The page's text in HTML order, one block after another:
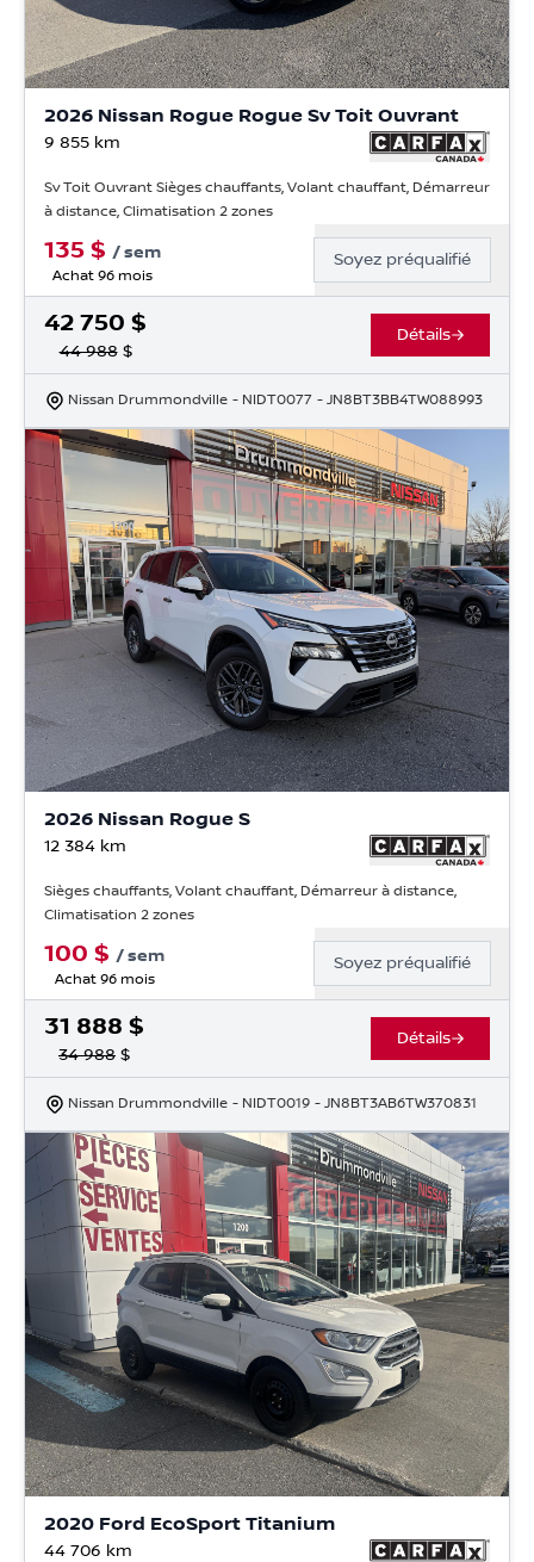
2026 Nissan Rogue Rogue Sv Toit Ouvrant
9 855 km
Sv Toit Ouvrant Sièges chauffants, Volant chauffant, Démarreur
à distance, Climatisation 2 zones
135 $ /sem
Achat 96 mois
Soyez préqualifié
42 750 $
44 988$
Détails
Nissan Drummondville - NIDT0077 - JN8BT3BB4TW088993
2026 Nissan Rogue S
12 384 km
Sièges chauffants, Volant chauffant, Démarreur à distance,
Climatisation 2 zones
100 $ /sem
Achat 96 mois
Soyez préqualifié
31 888 $
34 988 $
Détails
Nissan Drummondville - NIDT0019 - JN8BT3AB6TW370831
2020 Ford EcoSport Titanium
44 706 km